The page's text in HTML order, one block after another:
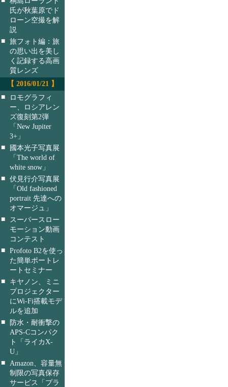
氏が秋葉原でド
ローン空撮を解
説
■ 旅フォト編：旅
の思い出を美し
く記録する高画
質レンズ
【 2016/01/21 】
■
ロモグラフィ
ー、ロシアレン
ズ復刻第2弾
「New Jupiter
3+」
■
國本光子写真展
「The world of
white snow」
■ 伏見行介写真展
「Old fashioned
portrait 先達への
オマージュ」
■
スーパースロー
モーション動画
コンテスト
■ Profoto B2を使っ
た簡単ポートレ
ートセミナー
■
キヤノン、ミニ
プロジェクター
にWi-Fi搭載モデ
ルを追加
■
防水・耐衝撃の
APS-Cコンパク
ト「ライカX-
U」
■
Amazon、容量無
制限の写真保存
サービス「プラ